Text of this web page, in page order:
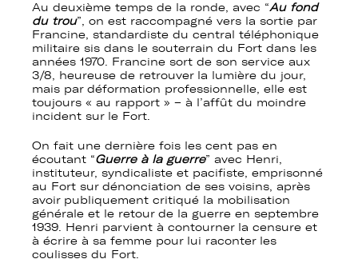
Au deuxième temps de la ronde, avec “Au fond
du trou”, on est raccompagné vers la sortie par
Francine, standardiste du central téléphonique
militaire sis dans le souterrain du Fort dans les
années 1970. Francine sort de son service aux
3/8, heureuse de retrouver la lumière du jour,
mais par déformation professionnelle, elle est
toujours « au rapport » – à l’affût du moindre
incident sur le Fort.
On fait une dernière fois les cent pas en
écoutant “Guerre à la guerre” avec Henri,
instituteur, syndicaliste et pacifiste, emprisonné
au Fort sur dénonciation de ses voisins, après
avoir publiquement critiqué la mobilisation
générale et le retour de la guerre en septembre
1939. Henri parvient à contourner la censure et
à écrire à sa femme pour lui raconter les
coulisses du Fort.